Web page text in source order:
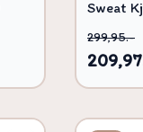
Sweat
299,95.-